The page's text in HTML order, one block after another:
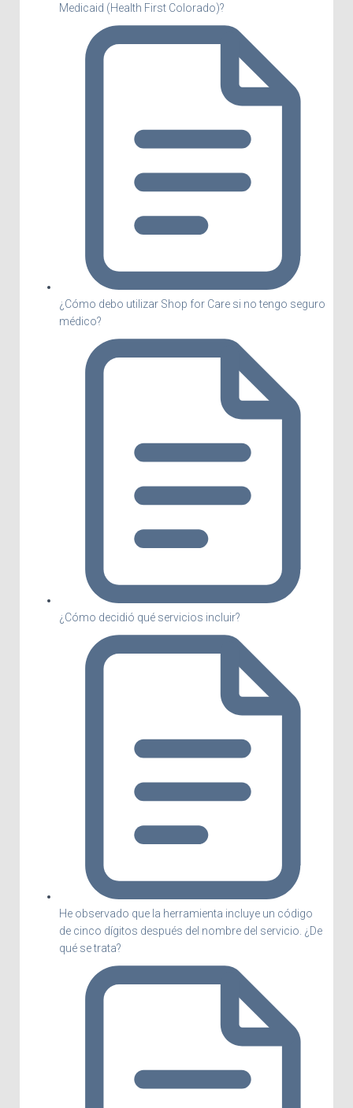
Medicaid (Health First Colorado)?
¿Cómo debo utilizar Shop for Care si no tengo seguro
médico?
¿Cómo decidió qué servicios incluir?
He observado que la herramienta incluye un código
de cinco dígitos después del nombre del servicio. ¿De
qué se trata?